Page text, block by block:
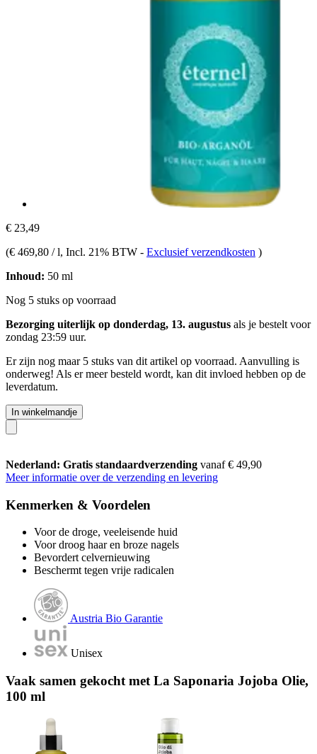
€ 23,49
(€ 469,80 / l, Incl. 21% BTW - Exclusief verzendkosten )
Inhoud: 50 ml
Nog 5 stuks op voorraad
Bezorging uiterlijk op donderdag, 13. augustus als je bestelt voor
zondag 23:59 uur.
Er zijn nog maar 5 stuks van dit artikel op voorraad. Aanvulling is
onderweg! Als er meer besteld wordt, kan dit invloed hebben op de
leverdatum.
In winkelmandje
Nederland: Gratis standaardverzending vanaf € 49,90
Meer informatie over de verzending en levering
Kenmerken & Voordelen
Voor de droge, veeleisende huid
Voor droog haar en broze nagels
Bevordert celvernieuwing
Beschermt tegen vrije radicalen
Austria Bio Garantie
Unisex
Vaak samen gekocht met La Saponaria Jojoba Olie,
100 ml